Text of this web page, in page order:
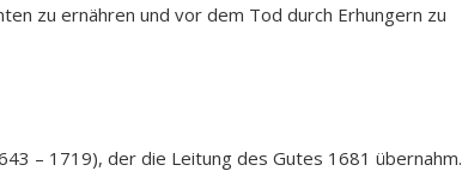
zu ernähren und vor dem Tod durch Erhungern zu
– 1719), der die Leitung des Gutes 1681 übernahm.